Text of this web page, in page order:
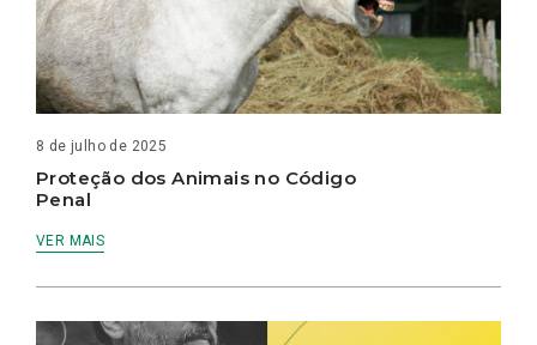
8 de julho de 2025
Proteção dos Animais no Código
Penal
VER MAIS